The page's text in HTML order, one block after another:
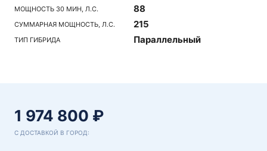
МОЩНОСТЬ 30 МИН, Л.С. 88
СУММАРНАЯ МОЩНОСТЬ, Л.С. 215
ТИП ГИБРИДА Параллельный
1 974 800 ₽
С ДОСТАВКОЙ В ГОРОД: